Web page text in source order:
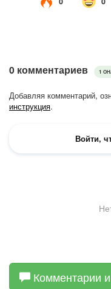
Комментарии